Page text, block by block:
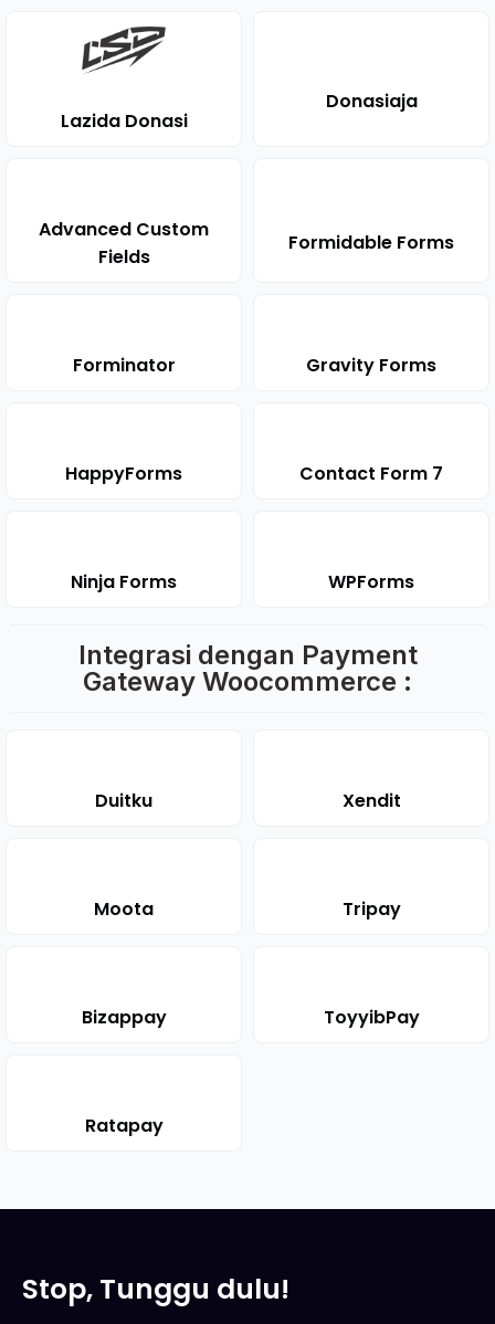
Lazida Donasi
Donasiaja
Advanced Custom
Fields
Formidable Forms
Forminator Gravity Forms
HappyForms Contact Form 7
Ninja Forms WPForms
Integrasi dengan Payment
Gateway Woocommerce :
Duitku Xendit
Moota Tripay
Bizappay ToyyibPay
Ratapay
Stop, Tunggu dulu!